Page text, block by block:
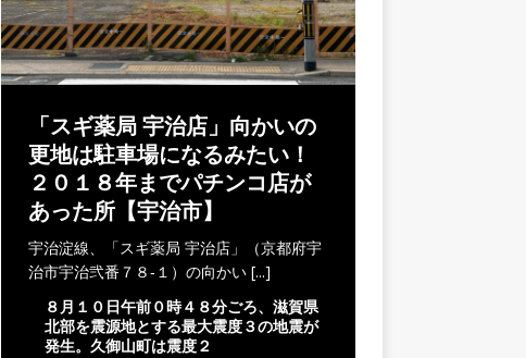
「スギ薬局 宇治店」向かいの
更地は駐車場になるみたい！
２０１８年までパチンコ店が
あった所【宇治市】
宇治淀線、「スギ薬局 宇治店」（京都府宇
治市宇治弐番７８‐１）の向かい [...]
８月１０日午前０時４８分ごろ、滋賀県
北部を震源地とする最大震度３の地震が
発生。久御山町は震度２